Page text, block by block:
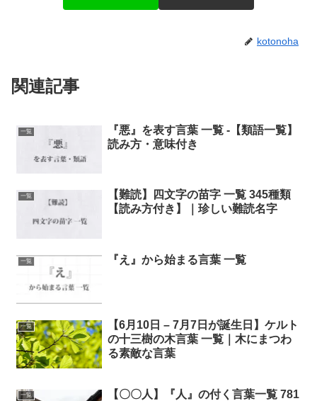
kotonoha
関連記事
一覧
『悪』を表す言葉 一覧 -【類語一覧】
読み方・意味付き
一覧
【難読】四文字の苗字 一覧 345種類
【読み方付き】｜珍しい難読名字
一覧 『え』から始まる言葉 一覧
一覧
【6月10日 – 7月7日が誕生日】ケルト
の十三樹の木言葉 一覧｜木にまつわ
る素敵な言葉
一覧
【〇〇人】『人』の付く言葉一覧 781